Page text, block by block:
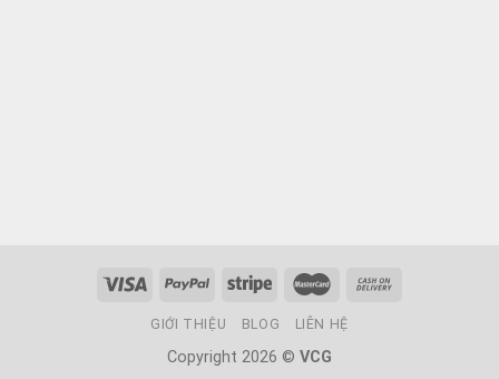
GIỚI THIỆU BLOG LIÊN HỆ
Copyright 2026 © VCG